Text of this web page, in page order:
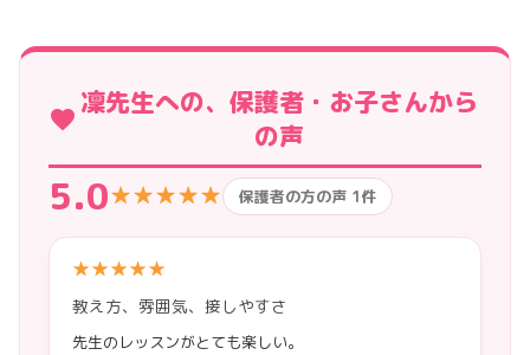
favorite 凜先生への、保護者・お子さんから
の声
5.0★★★★★ 保護者の方の声 1件
★★★★★
教え方、雰囲気、接しやすさ
先生のレッスンがとても楽しい。